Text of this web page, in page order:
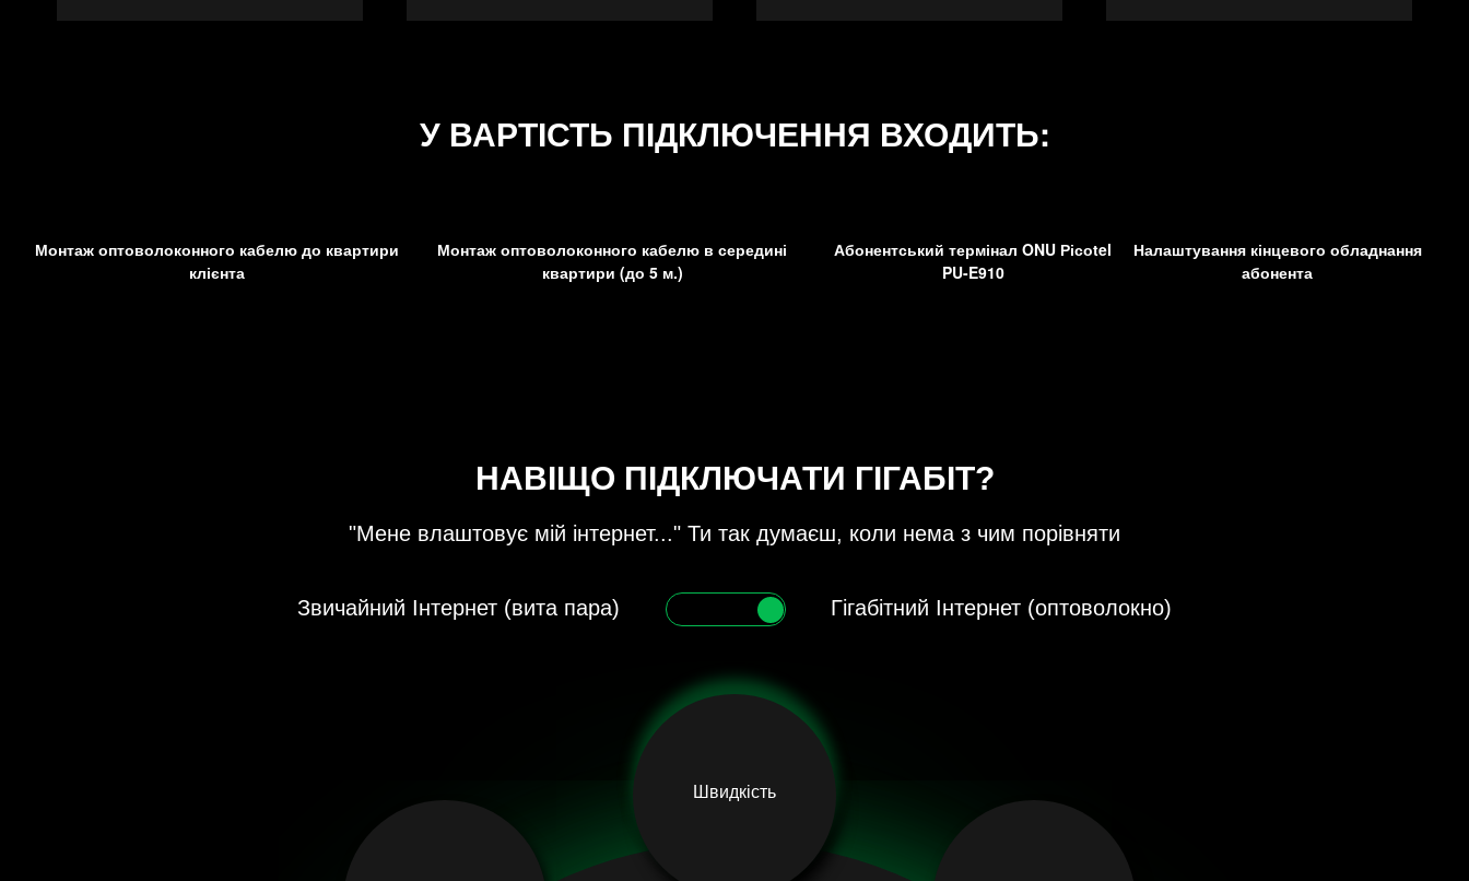
У ВАРТІСТЬ ПІДКЛЮЧЕННЯ ВХОДИТЬ:
Монтаж оптоволоконного кабелю до квартири
клієнта
Монтаж оптоволоконного кабелю в середині
квартири (до 5 м.)
Абонентський термінал ONU Рісоtel
PU-E910
Налаштування кінцевого обладнання
абонента
НАВІЩО ПІДКЛЮЧАТИ ГІГАБІТ?
"Мене влаштовує мій інтернет..." Ти так думаєш, коли нема з чим порівняти
Звичайний Інтернет (вита пара) Гігабітний Інтернет (оптоволокно)
Швидкість